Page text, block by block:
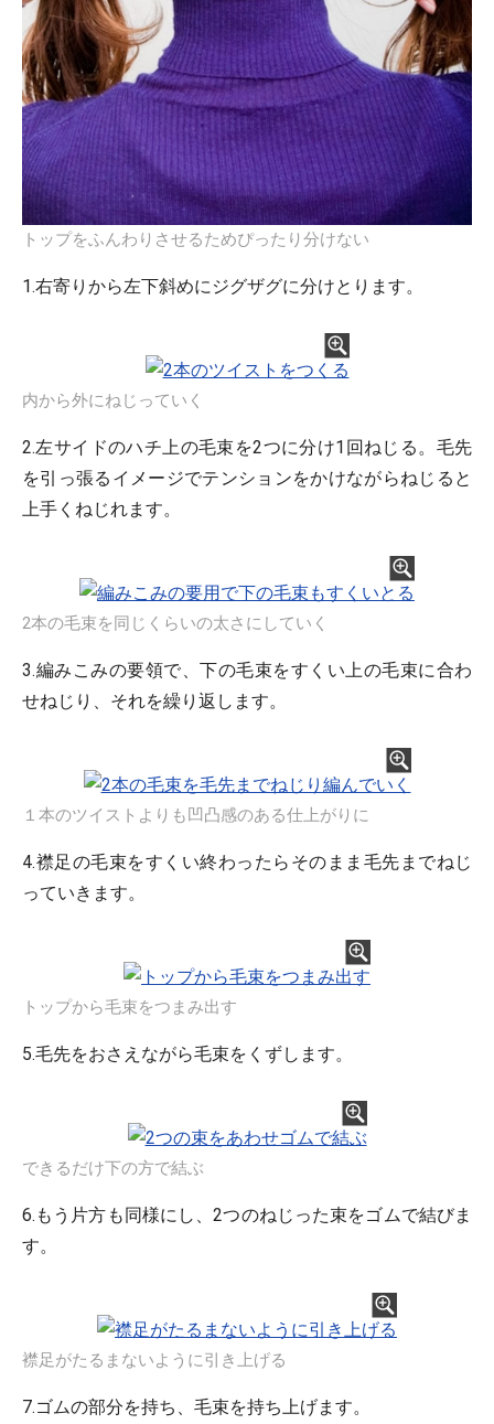
トップをふんわりさせるためぴったり分けない
1.右寄りから左下斜めにジグザグに分けとります。
内から外にねじっていく
2.左サイドのハチ上の毛束を2つに分け1回ねじる。毛先
を引っ張るイメージでテンションをかけながらねじると
上手くねじれます。
2本の毛束を同じくらいの太さにしていく
3.編みこみの要領で、下の毛束をすくい上の毛束に合わ
せねじり、それを繰り返します。
１本のツイストよりも凹凸感のある仕上がりに
4.襟足の毛束をすくい終わったらそのまま毛先までねじ
っていきます。
トップから毛束をつまみ出す
5.毛先をおさえながら毛束をくずします。
できるだけ下の方で結ぶ
6.もう片方も同様にし、2つのねじった束をゴムで結びま
す。
襟足がたるまないように引き上げる
7.ゴムの部分を持ち、毛束を持ち上げます。